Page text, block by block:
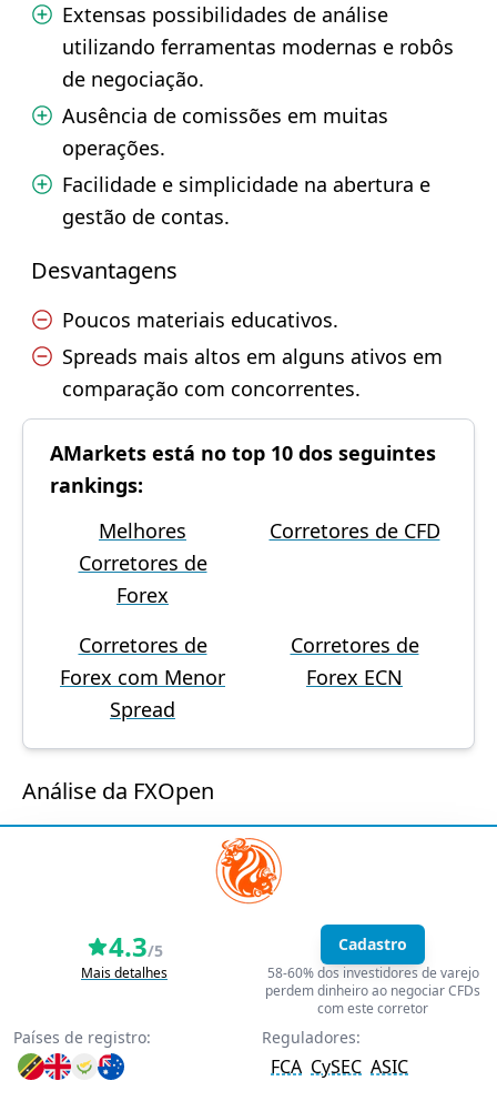
Extensas possibilidades de análise
utilizando ferramentas modernas e robôs
de negociação.
Ausência de comissões em muitas
operações.
Facilidade e simplicidade na abertura e
gestão de contas.
Desvantagens
Poucos materiais educativos.
Spreads mais altos em alguns ativos em
comparação com concorrentes.
AMarkets está no top 10 dos seguintes
rankings:
Melhores
Corretores de
Forex
Corretores de CFD
Corretores de
Forex com Menor
Spread
Corretores de
Forex ECN
Análise da FXOpen
4.3/5
Mais detalhes
Cadastro
58-60% dos investidores de varejo
perdem dinheiro ao negociar CFDs
com este corretor
Países de registro: Reguladores:
FCA CySEC ASIC